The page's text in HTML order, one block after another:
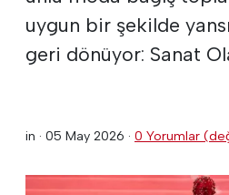
uygun bir şekilde
geri dönüyor: Sanat
in · 05 May 2026 · 0 Yorumlar